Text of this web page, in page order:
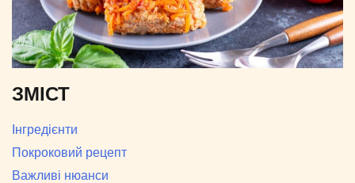
ЗМІСТ
Інгредієнти
Покроковий рецепт
Важливі нюанси